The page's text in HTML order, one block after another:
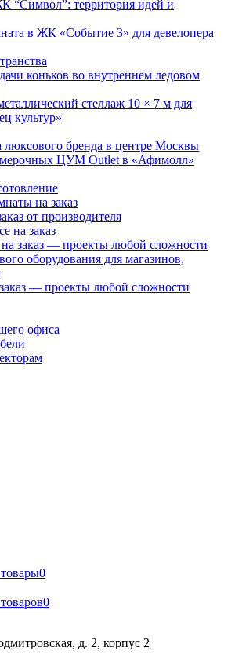
“Символ”: территория идей и
в ЖК «Событие 3» для девелопера
коньков во внутреннем ледовом
стеллаж 10 × 7 м для
культур»
бренда в центре Москвы
ЦУМ Outlet в «Афимолл»
на заказ
от производителя
на заказ
заказ — проекты любой сложности
оборудования для магазинов,
— проекты любой сложности
офиса
0
0
д. 2, корпус 2